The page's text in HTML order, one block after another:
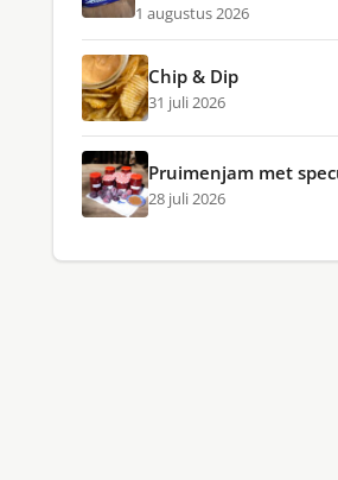
1 augustus 2026
Chip & Dip
31 juli 2026
Pruimenjam met
28 juli 2026